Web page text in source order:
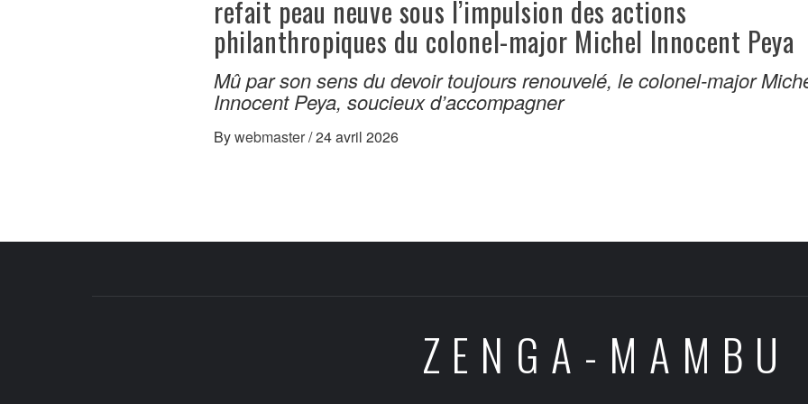
refait peau neuve sous l’impulsion des actions
philanthropiques du colonel-major Michel Innocent Peya
Mû par son sens du devoir toujours renouvelé, le colonel-major
Innocent Peya, soucieux d’accompagner
Bywebmaster/24 avril 2026
ZENGA-MAMBU